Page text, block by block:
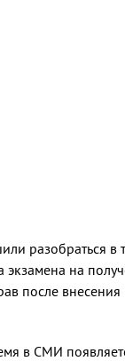
разобраться в
экзамена на
после
в СМИ